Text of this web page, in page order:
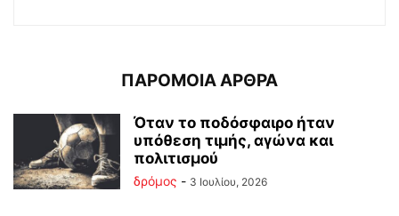
ΠΑΡΟΜΟΙΑ ΑΡΘΡΑ
Όταν το ποδόσφαιρο ήταν
υπόθεση τιμής, αγώνα και
πολιτισμού
δρόμος - 3 Ιουλίου, 2026